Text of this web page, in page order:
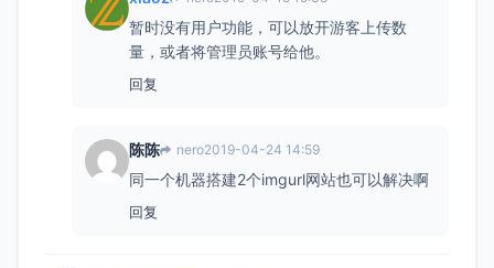
暂时没有用户功能，可以放开游客上传数
量，或者将管理员账号给他。
回复
陈陈 nero2019-04-24 14:59
同一个机器搭建2个imgurl网站也可以解决啊
回复